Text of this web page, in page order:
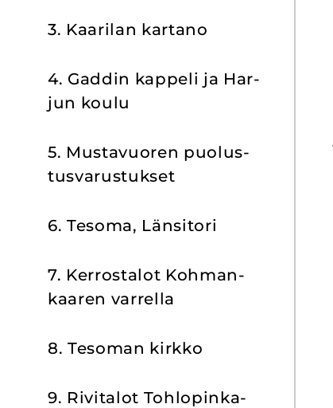
3. Kaa­ri­lan kar­ta­no
4. Gad­din kap­pe­li ja Har­
jun koulu
5. Mus­ta­vuo­ren puo­lus­
tus­va­rus­tuk­set
6. Te­so­ma, Län­si­to­ri
7. Ker­ros­ta­lot Koh­man­
kaa­ren var­rel­la
8. Te­so­man kirk­ko
9. Ri­vi­ta­lot Toh­lo­pin­ka­